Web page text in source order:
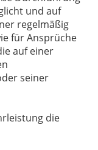
und auf
regelmäßig
für Ansprüche
auf einer
seiner
die